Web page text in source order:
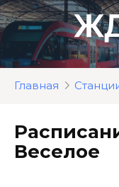
Перейти
к
контенту
Главная
Веселое